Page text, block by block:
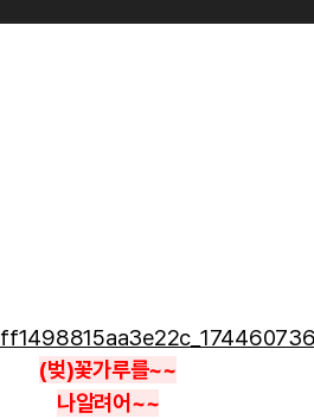
(벚)꽃가루를~~
나알려어~~